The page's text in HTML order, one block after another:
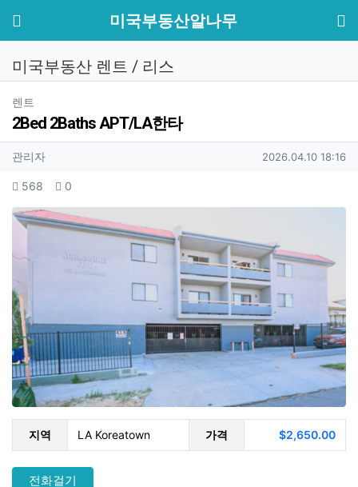
미국부동산알나무
미국부동산 렌트 / 리스
렌트
2Bed 2Baths APT/LA한타
작성자 정보
관리자작성 작성일
2026.04.10 18:16
컨텐츠 정보
568 조회 0
본문
지역 LA Koreatown 가격 $2,650.00
전화걸기